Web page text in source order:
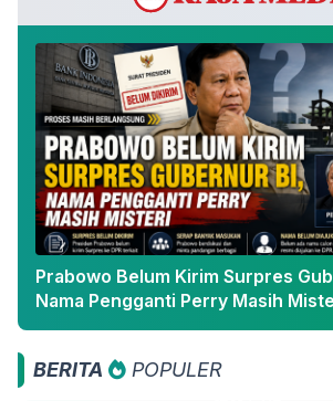
Prabowo Belum Kirim Surpres
Nama Pengganti Perry Masih
BERITA POPULER